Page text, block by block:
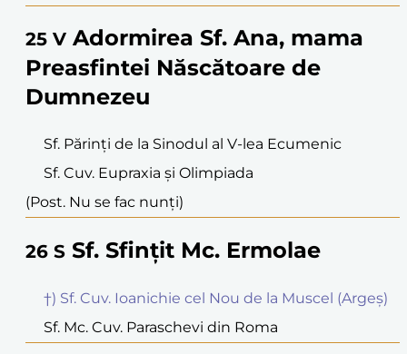
25 V Adormirea Sf. Ana, mama
Preasfintei Născătoare de
Dumnezeu
Sf. Părinți de la Sinodul al V-lea Ecumenic
Sf. Cuv. Eupraxia și Olimpiada
(Post. Nu se fac nunți)
26 S Sf. Sfințit Mc. Ermolae
†) Sf. Cuv. Ioanichie cel Nou de la Muscel (Argeș)
Sf. Mc. Cuv. Paraschevi din Roma